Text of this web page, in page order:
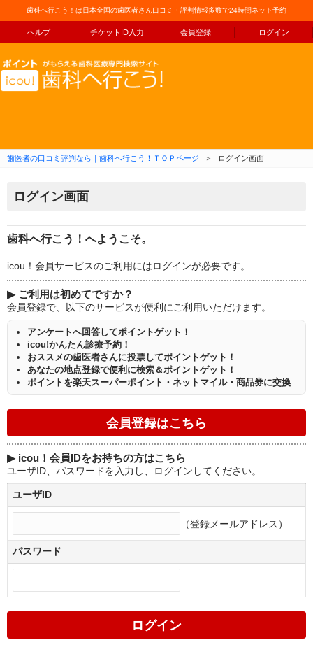
歯科へ行こう！は日本全国の歯医者さん口コミ・評判情報多数で24時間ネット予約
ヘルプ チケットID入力 会員登録 ログイン
コンテンツへ移動
歯医者の口コミ評判なら｜歯科へ行こう！ＴＯＰページ ＞ ログイン画面
ログイン画面
歯科へ行こう！へようこそ。
icou！会員サービスのご利用にはログインが必要です。
▶ ご利用は初めてですか？
会員登録で、以下のサービスが便利にご利用いただけます。
アンケートへ回答してポイントゲット！
icou!かんたん診療予約！
おススメの歯医者さんに投票してポイントゲット！
あなたの地点登録で便利に検索＆ポイントゲット！
ポイントを楽天スーパーポイント・ネットマイル・商品券に交換
▶ icou！会員IDをお持ちの方はこちら
ユーザID、パスワードを入力し、ログインしてください。
ユーザID
（登録メールアドレス）
パスワード